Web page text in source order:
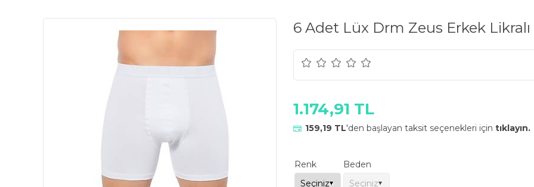
6 Adet Lüx Drm Zeus Erkek
1.174,91 TL
159,19 TL'den başlayan taksit seçenekleri için tıklayın.
Renk Beden